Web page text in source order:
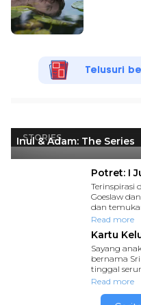
Telusuri